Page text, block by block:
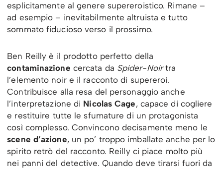
esplicitamente al genere supereroistico. Rimane –
ad esempio – inevitabilmente altruista e tutto
sommato fiducioso verso il prossimo.
Ben Reilly è il prodotto perfetto della
contaminazione cercata da Spider-Noirtra
l’elemento noir e il racconto di supereroi.
Contribuisce alla resa del personaggio anche
l’interpretazione di Nicolas Cage, capace di cogliere
e restituire tutte le sfumature di un protagonista
così complesso. Convincono decisamente meno le
scene d’azione, un po’ troppo imballate anche per lo
spirito retrò del racconto. Reilly ci piace molto più
nei panni del detective. Quando deve tirarsi fuori da